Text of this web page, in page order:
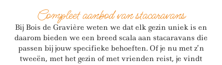
Compleet aanbod van stacaravans
Bij Bois de Gravière weten we dat elk gezin uniek is en
daarom bieden we een breed scala aan stacaravans die
passen bij jouw specifieke behoeften. Of je nu met z’n
tweeën, met het gezin of met vrienden reist, je vindt